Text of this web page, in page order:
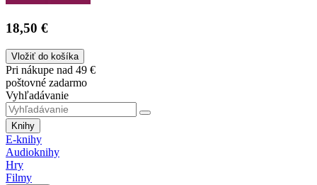
18,50 €
Vložiť do košíka
Pri nákupe nad 49 €
poštovné zadarmo
Vyhľadávanie
Knihy
E-knihy
Audioknihy
Hry
Filmy